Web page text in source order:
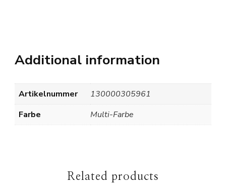
Additional information
Artikelnummer
130000305961
Farbe
Multi-Farbe
Related products